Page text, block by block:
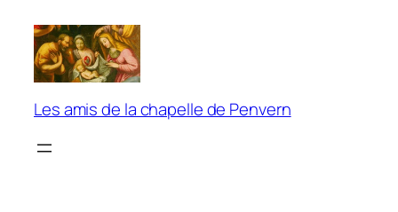
contenu
Les amis de la chapelle de Penvern